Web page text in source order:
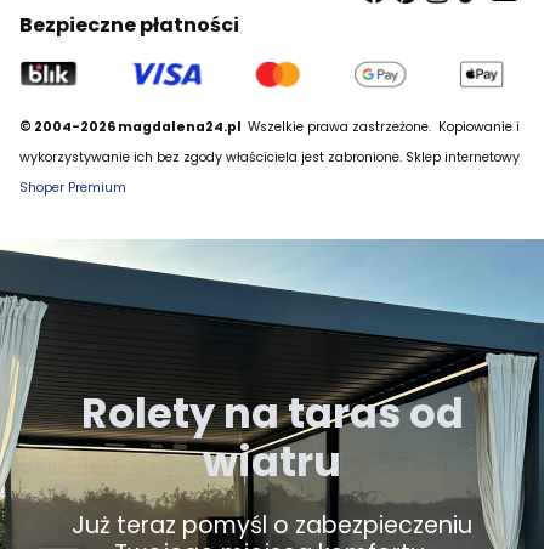
Bezpieczne płatności
© 2004-2026 magdalena24.pl Wszelkie prawa zastrzeżone. Kopiowanie i
wykorzystywanie ich bez zgody właściciela jest zabronione. Sklep internetowy
Shoper Premium
Rolety na taras od
wiatru
Już teraz pomyśl o zabezpieczeniu